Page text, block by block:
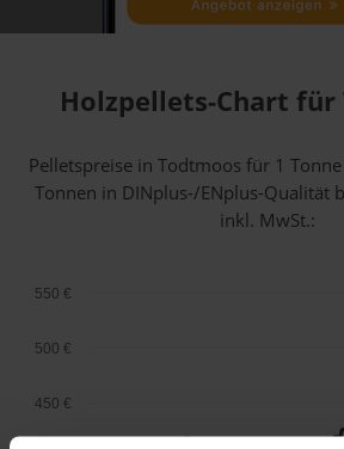
Holzpellets-Chart
Pelletspreise in Todtmoos für 1
Tonnen in DINplus-/ENplus-Qualität
inkl. MwSt.:
450 €
500 €
550 €